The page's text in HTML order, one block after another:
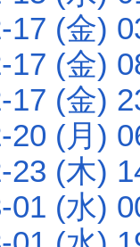
17 (金)
17 (金)
17 (金)
20 (月)
23 (木)
01 (水)